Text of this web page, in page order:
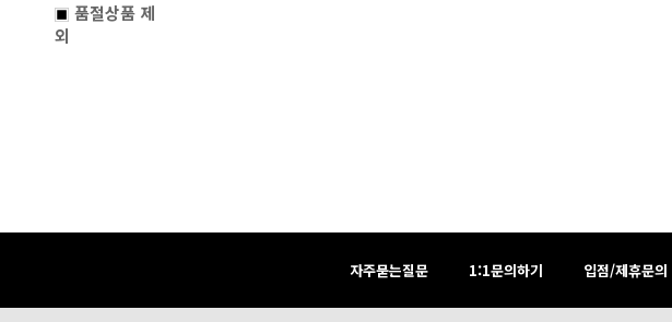
품절상품 제
외
자주묻는질문 1:1문의하기 입점/제휴문의